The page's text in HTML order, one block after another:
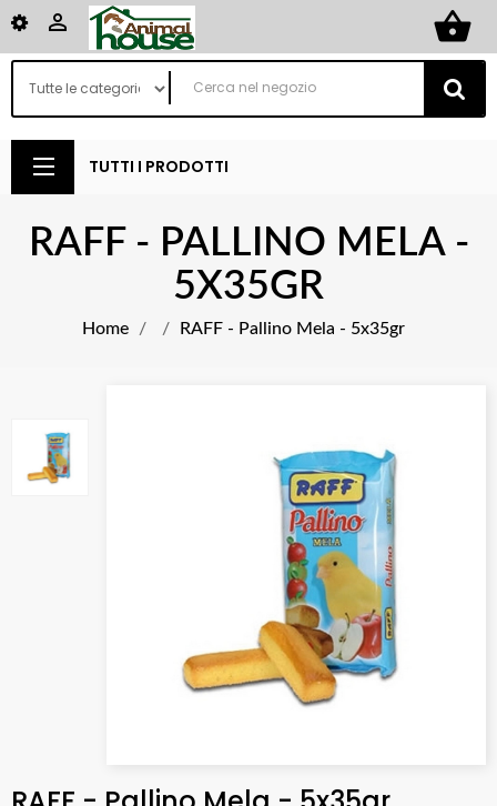
shopping_basket

TUTTI I PRODOTTI
RAFF - PALLINO MELA -
5X35GR
Home RAFF - Pallino Mela - 5x35gr